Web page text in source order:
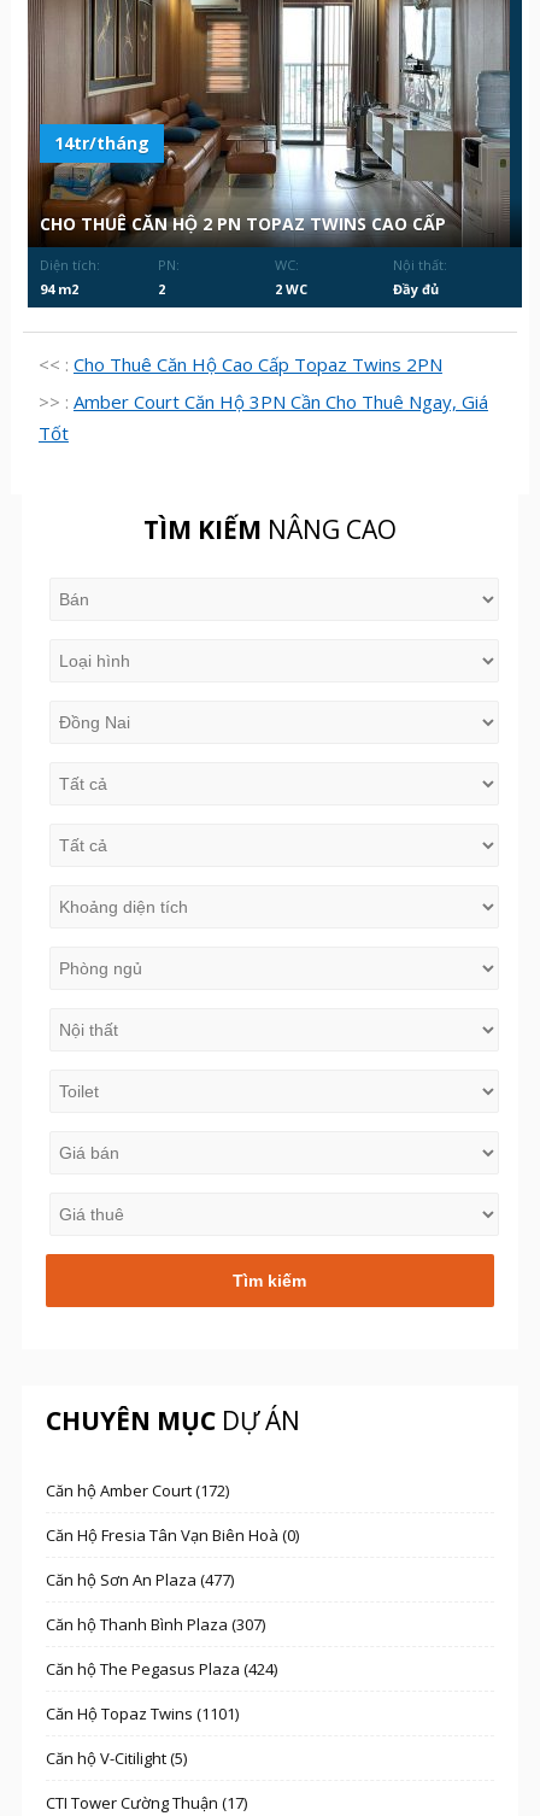
14tr/tháng
CHO THUÊ CĂN HỘ 2 PN TOPAZ TWINS CAO CẤP
Diện tích:
94 m2
PN:
2
WC:
2 WC
Nội thất:
Đầy đủ
<< : Cho Thuê Căn Hộ Cao Cấp Topaz Twins 2PN
>> : Amber Court Căn Hộ 3PN Cần Cho Thuê Ngay, Giá
Tốt
TÌM KIẾM NÂNG CAO
CHUYÊN MỤCDỰ ÁN
Căn hộ Amber Court (172)
Căn Hộ Fresia Tân Vạn Biên Hoà (0)
Căn hộ Sơn An Plaza (477)
Căn hộ Thanh Bình Plaza (307)
Căn hộ The Pegasus Plaza (424)
Căn Hộ Topaz Twins (1101)
Căn hộ V-Citilight (5)
CTI Tower Cường Thuận (17)